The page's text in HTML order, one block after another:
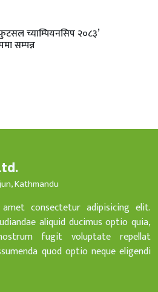
च्याम्पियनसिप २०८३’
सम्पन्न
Kathmandu
consectetur adipisicing elit.
aliquid ducimus optio quia,
fugit voluptate repellat
quod optio neque eligendi